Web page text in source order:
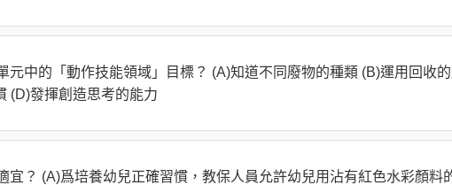
元中的「動作技能領域」目標？ (A)知道不同廢物的種類 (B)運用回收
(D)發揮創造思考的能力
宜？ (A)爲培養幼兒正確習慣，教保人員允許幼兒用沾有紅色水彩顏料